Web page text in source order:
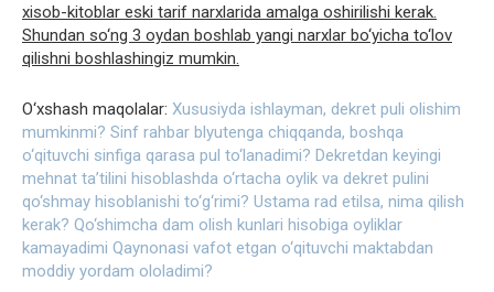
xisob-kitoblar eski tarif narxlarida amalga oshirilishi kerak.
Shundan so‘ng 3 oydan boshlab yangi narxlar bo‘yicha to‘lov
qilishni boshlashingiz mumkin.
O‘xshash maqolalar: Xususiyda ishlayman, dekret puli olishim
mumkinmi? Sinf rahbar blyutenga chiqqanda, boshqa
o‘qituvchi sinfiga qarasa pul to‘lanadimi? Dekretdan keyingi
mehnat taʼtilini hisoblashda o‘rtacha oylik va dekret pulini
qo‘shmay hisoblanishi to‘g‘rimi? Ustama rad etilsa, nima qilish
kerak? Qo‘shimcha dam olish kunlari hisobiga oyliklar
kamayadimi Qaynonasi vafot etgan o‘qituvchi maktabdan
moddiy yordam ololadimi?